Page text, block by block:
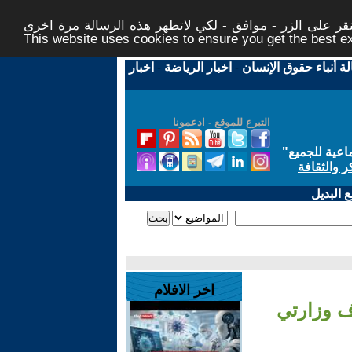
على الزر - موافق - لكي لاتظهر هذه الرسالة مرة اخرى -
This website uses cookies to ensure you get the best
أنباء حقوق الإنسان - اخبار الرياضة - اخبار
التبرع للموقع - ادعمونا
للجميع"
والثقافة
البديل
وزارتي
اخر الافلام